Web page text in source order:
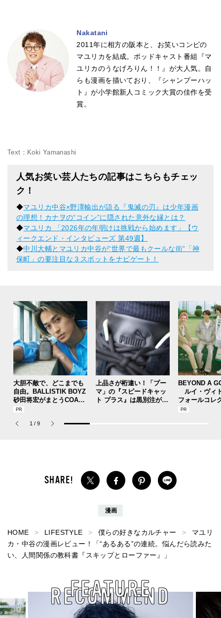
Nakatani
2011年に相方の阪本と、お笑いコンビの
マユリカを結成。ポッドキャスト番組『マ
ユリカのうなげろりん！！』が大人気。自
らも漫画を描いており、『シャンプーハッ
ト』が小学館新人コミック大賞の佳作を受
賞。
Text：Koki Yamanashi
人気お笑い芸人たちの記事はこちらもチェッ
ク！
◆マユリカ中谷×野澤輸出が語る『鬼滅の刃』は少年漫画
の理想！カナヲの“コイン”に隠された意外な縁とは？
◆マユリカ 「2026年の年明けは挑戦から始めます」【ウ
ィークエンド・インタビューズ 第49週】
◆中川大輔とマユリカ中谷が“世界で最もクールな街”「神
保町」の要注目な３スポットをナビゲート！
大胆不敵で、どこまでも
自由。BALLISTIK BOYZ
砂田将宏がまとうCOACH
の新作フレグランス「コ
パルファム」
上品さが桁違い！「プー
マ」の『スピードキャッ
ト プラス』は黒別注が狙
BEYOND A
ルイ・ヴィ
フォールコレ
描くプレッピ
1 / 9
漫画
HOME LIFESTYLE 僕らの好きなカルチャー
マユリ
カ・中谷の漫画レビュー！「“あるある”の連続。悩んだら読みた
い、人間関係の教科書『スキップとローファー』」
RECOMMEND
FEATURE